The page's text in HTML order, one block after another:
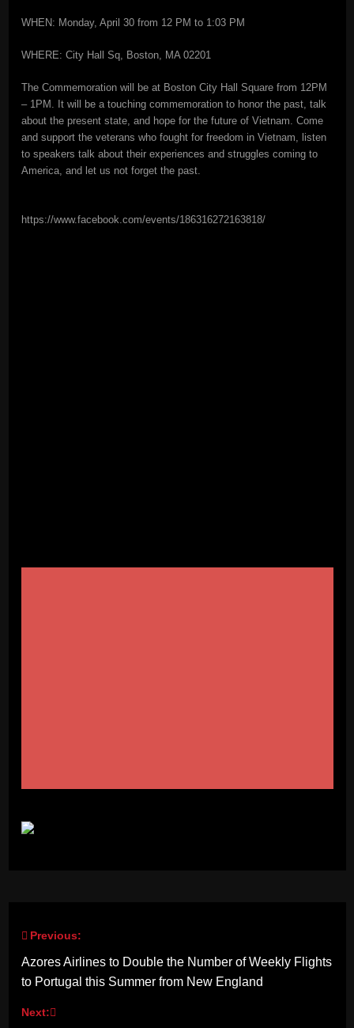
WHEN: Monday, April 30 from 12 PM to 1:03 PM
WHERE: City Hall Sq, Boston, MA 02201
The Commemoration will be at Boston City Hall Square from 12PM
– 1PM. It will be a touching commemoration to honor the past, talk
about the present state, and hope for the future of Vietnam. Come
and support the veterans who fought for freedom in Vietnam, listen
to speakers talk about their experiences and struggles coming to
America, and let us not forget the past.
https://www.facebook.com/events/186316272163818/
Post
navigation
Previous:
Azores Airlines to Double the Number of Weekly Flights
to Portugal this Summer from New England
Next: